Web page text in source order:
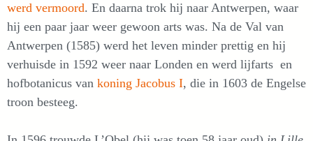
werd vermoord. En daarna trok hij naar Antwerpen, waar
hij een paar jaar weer gewoon arts was. Na de Val van
Antwerpen (1585) werd het leven minder prettig en hij
verhuisde in 1592 weer naar Londen en werd lijfarts en
hofbotanicus van koning Jacobus I, die in 1603 de Engelse
troon besteeg.